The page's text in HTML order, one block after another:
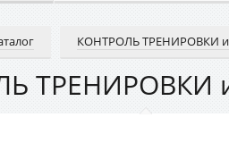
КОНТРОЛЬ ТРЕНИРОВКИ
ТРЕНИРОВКИ